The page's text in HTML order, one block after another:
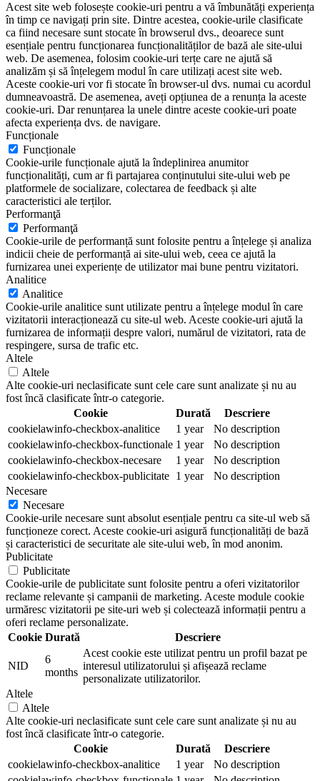
Acest site web folosește cookie-uri pentru a vă îmbunătăți experiența
în timp ce navigați prin site. Dintre acestea, cookie-urile clasificate
ca fiind necesare sunt stocate în browserul dvs., deoarece sunt
esențiale pentru funcționarea funcționalităților de bază ale site-ului
web. De asemenea, folosim cookie-uri terțe care ne ajută să
analizăm și să înțelegem modul în care utilizați acest site web.
Aceste cookie-uri vor fi stocate în browser-ul dvs. numai cu acordul
dumneavoastră. De asemenea, aveți opțiunea de a renunța la aceste
cookie-uri. Dar renunțarea la unele dintre aceste cookie-uri poate
afecta experiența dvs. de navigare.
Funcționale
Funcționale
Cookie-urile funcționale ajută la îndeplinirea anumitor
funcționalități, cum ar fi partajarea conținutului site-ului web pe
platformele de socializare, colectarea de feedback și alte
caracteristici ale terților.
Performanţă
Performanţă
Cookie-urile de performanță sunt folosite pentru a înțelege și analiza
indicii cheie de performanță ai site-ului web, ceea ce ajută la
furnizarea unei experiențe de utilizator mai bune pentru vizitatori.
Analitice
Analitice
Cookie-urile analitice sunt utilizate pentru a înțelege modul în care
vizitatorii interacționează cu site-ul web. Aceste cookie-uri ajută la
furnizarea de informații despre valori, numărul de vizitatori, rata de
respingere, sursa de trafic etc.
Altele
Altele
Alte cookie-uri neclasificate sunt cele care sunt analizate și nu au
fost încă clasificate într-o categorie.
Cookie
Durată
Descriere
cookielawinfo-checkbox-analitice
1 year
No description
cookielawinfo-checkbox-functionale 1 year
No description
cookielawinfo-checkbox-necesare
1 year
No description
cookielawinfo-checkbox-publicitate 1 year
No description
Necesare
Necesare
Cookie-urile necesare sunt absolut esențiale pentru ca site-ul web să
funcționeze corect. Aceste cookie-uri asigură funcționalități de bază
și caracteristici de securitate ale site-ului web, în mod anonim.
Publicitate
Publicitate
Cookie-urile de publicitate sunt folosite pentru a oferi vizitatorilor
reclame relevante și campanii de marketing. Aceste module cookie
urmăresc vizitatorii pe site-uri web și colectează informații pentru a
oferi reclame personalizate.
Cookie Durată Descriere
NID
6
months
Acest cookie este utilizat pentru un profil bazat pe
interesul utilizatorului și afișează reclame
personalizate utilizatorilor.
Altele
Altele
Alte cookie-uri neclasificate sunt cele care sunt analizate și nu au
fost încă clasificate într-o categorie.
Cookie
Durată
Descriere
cookielawinfo-checkbox-analitice
1 year
No description